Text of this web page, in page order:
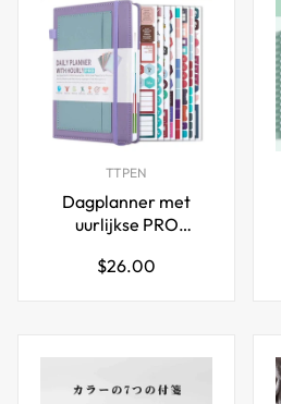
TTPEN
Dagplanner met
uurlijkse PRO
A5
Normale
$26.00